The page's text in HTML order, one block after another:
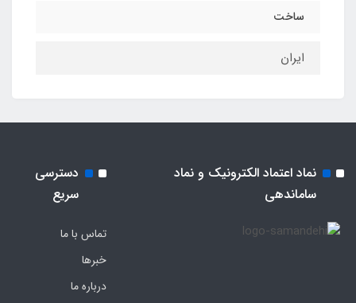
ساخت
ایران
نماد اعتماد الکترونیک و نماد
ساماندهی
دسترسی
سریع
تماس با ما
خبرها
درباره ما